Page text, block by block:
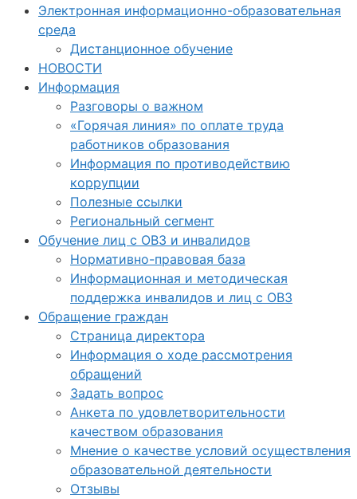
Электронная информационно-образовательная
среда
Дистанционное обучение
НОВОСТИ
Информация
Разговоры о важном
«Горячая линия» по оплате труда
работников образования
Информация по противодействию
коррупции
Полезные ссылки
Региональный сегмент
Обучение лиц с ОВЗ и инвалидов
Нормативно-правовая база
Информационная и методическая
поддержка инвалидов и лиц с ОВЗ
Обращение граждан
Страница директора
Информация о ходе рассмотрения
обращений
Задать вопрос
Анкета по удовлетворительности
качеством образования
Мнение о качестве условий осуществления
образовательной деятельности
Отзывы